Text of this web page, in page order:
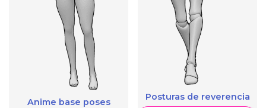
Anime base poses Posturas de reverencia